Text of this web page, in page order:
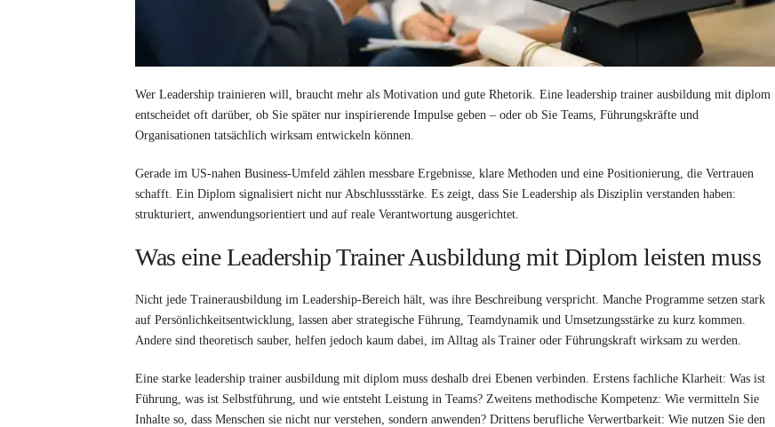
Wer Leadership trainieren will, braucht mehr als Motivation und gute Rhetorik. Eine leadership trainer ausbildung mit diplom
entscheidet oft darüber, ob Sie später nur inspirierende Impulse geben – oder ob Sie Teams, Führungskräfte und
Organisationen tatsächlich wirksam entwickeln können.
Gerade im US-nahen Business-Umfeld zählen messbare Ergebnisse, klare Methoden und eine Positionierung, die Vertrauen
schafft. Ein Diplom signalisiert nicht nur Abschlussstärke. Es zeigt, dass Sie Leadership als Disziplin verstanden haben:
strukturiert, anwendungsorientiert und auf reale Verantwortung ausgerichtet.
Was eine Leadership Trainer Ausbildung mit Diplom leisten muss
Nicht jede Trainerausbildung im Leadership-Bereich hält, was ihre Beschreibung verspricht. Manche Programme setzen stark
auf Persönlichkeitsentwicklung, lassen aber strategische Führung, Teamdynamik und Umsetzungsstärke zu kurz kommen.
Andere sind theoretisch sauber, helfen jedoch kaum dabei, im Alltag als Trainer oder Führungskraft wirksam zu werden.
Eine starke leadership trainer ausbildung mit diplom muss deshalb drei Ebenen verbinden. Erstens fachliche Klarheit: Was ist
Führung, was ist Selbstführung, und wie entsteht Leistung in Teams? Zweitens methodische Kompetenz: Wie vermitteln Sie
Inhalte so, dass Menschen sie nicht nur verstehen, sondern anwenden? Drittens berufliche Verwertbarkeit: Wie nutzen Sie den